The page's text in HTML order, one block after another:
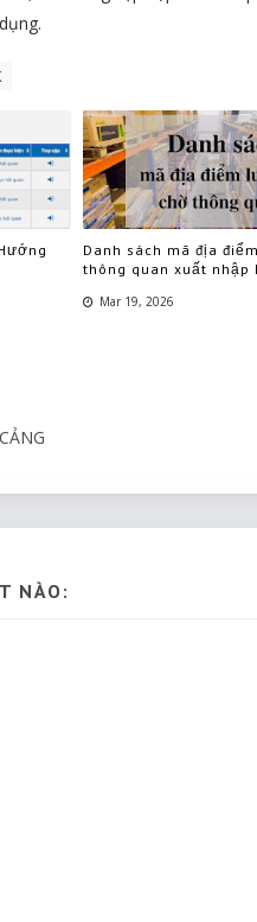
Danh sách mã địa
thông quan xuất nhập
Mar 19, 2026
NÀO: